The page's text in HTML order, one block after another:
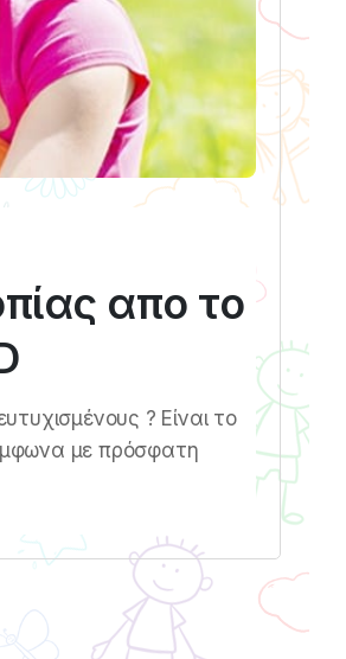
απο το
? Είναι το
με πρόσφατη